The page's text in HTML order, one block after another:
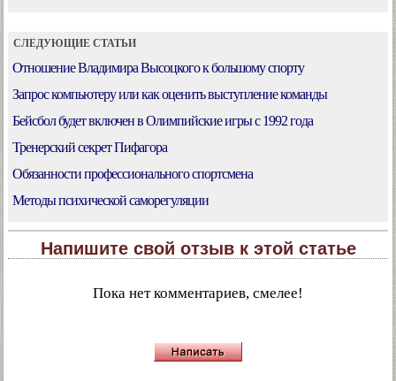
СЛЕДУЮЩИЕ СТАТЬИ
Отношение Владимира Высоцкого к большому спорту
Запрос компьютеру или как оценить выступление команды
Бейсбол будет включен в Олимпийские игры с 1992 года
Тренерский секрет Пифагора
Обязанности профессионального спортсмена
Методы психической саморегуляции
Напишите свой отзыв к этой статье
Пока нет комментариев, смелее!